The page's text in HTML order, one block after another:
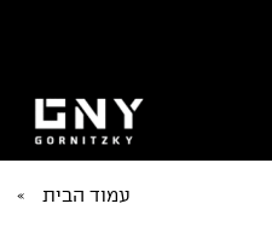
עמוד הבית »